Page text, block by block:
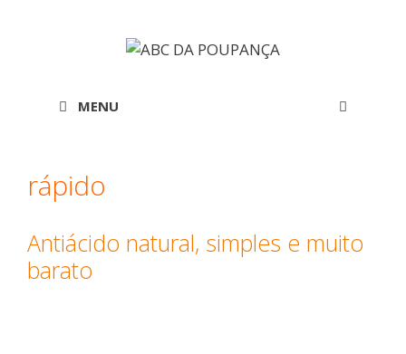
MENU
rápido
Antiácido natural, simples e muito
barato